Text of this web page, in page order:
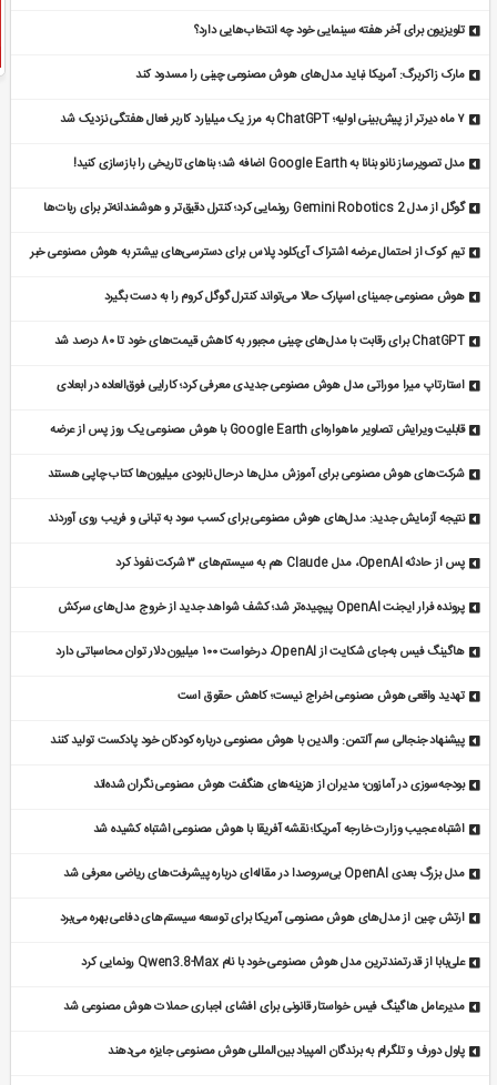
تلویزیون برای آخر هفته سینمایی خود چه انتخاب‌هایی دارد؟
مارک زاکربرگ: آمریکا نباید مدل‌های هوش مصنوعی چینی را مسدود کند
۷ ماه دیرتر از پیش‌بینی اولیه؛ ChatGPT به مرز یک میلیارد کاربر فعال هفتگی نزدیک شد
مدل تصویرساز نانو بنانا به Google Earth اضافه شد؛ بناهای تاریخی را بازسازی کنید!
گوگل از مدل Gemini Robotics 2 رونمایی کرد؛ کنترل دقیق‌تر و هوشمندانه‌تر برای ربات‌ها
تیم کوک از احتمال عرضه اشتراک آی‌کلود پلاس برای دسترسی‌های بیشتر به هوش مصنوعی خبر
هوش مصنوعی جمینای اسپارک حالا می‌تواند کنترل گوگل کروم را به دست بگیرد
ChatGPT برای رقابت با مدل‌های چینی مجبور به کاهش قیمت‌های خود تا ۸۰ درصد شد
استارتاپ میرا موراتی مدل هوش مصنوعی جدیدی معرفی کرد؛ کارایی فوق‌العاده در ابعادی
قابلیت ویرایش تصاویر ماهواره‌ای Google Earth با هوش مصنوعی یک روز پس از عرضه
شرکت‌های هوش مصنوعی برای آموزش مدل‌ها درحال نابودی میلیون‌ها کتاب چاپی هستند
نتیجه آزمایش جدید: مدل‌های هوش مصنوعی برای کسب سود به تبانی و فریب روی آوردند
پس از حادثه OpenAI، مدل Claude هم به سیستم‌های ۳ شرکت نفوذ کرد
پرونده فرار ایجنت OpenAI پیچیده‌تر شد؛ کشف شواهد جدید از خروج مدل‌های سرکش
هاگینگ فیس به‌جای شکایت از OpenAI، درخواست ۱۰۰ میلیون دلار توان محاسباتی دارد
تهدید واقعی هوش مصنوعی اخراج نیست؛ کاهش حقوق است
پیشنهاد جنجالی سم آلتمن: والدین با هوش مصنوعی درباره کودکان خود پادکست تولید کنند
بودجه‌سوزی در آمازون؛ مدیران از هزینه‌های هنگفت هوش مصنوعی نگران شده‌اند
اشتباه عجیب وزارت خارجه آمریکا؛ نقشه آفریقا با هوش مصنوعی اشتباه کشیده شد
مدل بزرگ بعدی OpenAI بی‌سروصدا در مقاله‌ای درباره پیشرفت‌های ریاضی معرفی شد
ارتش چین از مدل‌های هوش مصنوعی آمریکا برای توسعه سیستم‌های دفاعی بهره می‌برد
علی‌بابا از قدرتمندترین مدل هوش مصنوعی خود با نام Qwen3.8-Max رونمایی کرد
مدیرعامل هاگینگ فیس خواستار قانونی برای افشای اجباری حملات هوش مصنوعی شد
پاول دورف و تلگرام به برندگان المپیاد بین‌المللی هوش مصنوعی جایزه می‌دهند